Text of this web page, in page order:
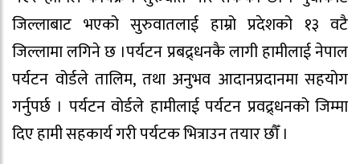
जिल्लाबाट भएको सुरुवातलाई हाम्रो प्रदेशको १३ वटै
जिल्लामा लगिने छ ।पर्यटन प्रबद्र्धनकै लागी हामीलाई नेपाल
पर्यटन वोर्डले तालिम, तथा अनुभव आदानप्रदानमा सहयोग
गर्नुपर्छ । पर्यटन वोर्डले हामीलाई पर्यटन प्रवद्र्धनको जिम्मा
दिए हामी सहकार्य गरी पर्यटक भित्राउन तयार छौँ ।